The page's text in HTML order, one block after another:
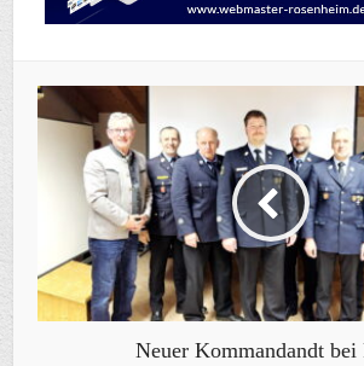
Neuer Kommandandt bei